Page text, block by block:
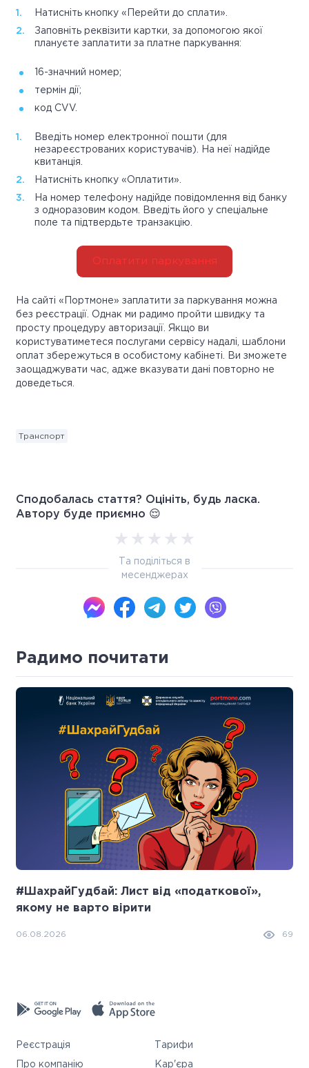
Натисніть кнопку «Перейти до сплати».
Заповніть реквізити картки, за допомогою якої
плануєте заплатити за платне паркування:
16-значний номер;
термін дії;
код CVV.
Введіть номер електронної пошти (для
незареєстрованих користувачів). На неї надійде
квитанція.
Натисніть кнопку «Оплатити».
На номер телефону надійде повідомлення від банку
з одноразовим кодом. Введіть його у спеціальне
поле та підтвердьте транзакцію.
Оплатити паркування
На сайті «Портмоне» заплатити за паркування можна
без реєстрації. Однак ми радимо пройти швидку та
просту процедуру авторизації. Якщо ви
користуватиметеся послугами сервісу надалі, шаблони
оплат збережуться в особистому кабінеті. Ви зможете
заощаджувати час, адже вказувати дані повторно не
доведеться.
Транспорт
Сподобалась стаття? Оцініть, будь ласка.
Автору буде приємно 😌
Та поділіться в
месенджерах
Радимо почитати
#ШахрайГудбай: Лист від «податкової»,
якому не варто вірити
06.08.2026 69
Реєстрація Тарифи
Про компанію Кар'єра